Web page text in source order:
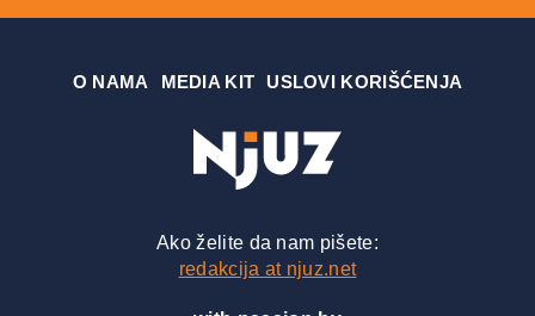
О NAMA MEDIA KIT USLOVI KORIŠĆENJA
Ako želite da nam pišete:
redakcija at njuz.net